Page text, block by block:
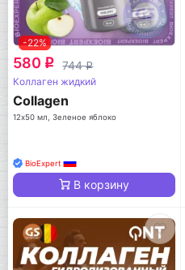
-22%
580 q 744q
Коллаген жидкий
Collagen
12х50 мл, Зеленое яблоко
BioExpert
В корзину